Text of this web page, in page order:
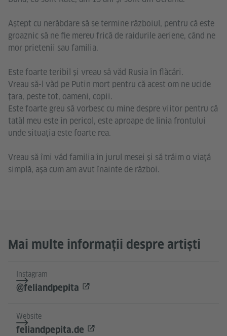
Aștept cu nerăbdare să se termine războiul, pentru că este
groaznic să ne fie mereu frică de raidurile aeriene, când ne
mor prietenii sau familia.
Este foarte teribil și vreau să văd Rusia în flăcări.
Vreau să-l văd pe Putin mort pentru că acest om ne ucide
țara, peste tot, oameni, copii.
Este foarte greu să vorbesc cu mine despre viitor pentru că
tatăl meu este în pericol, este aproape de linia frontului
unde situația este foarte rea.
Vreau să îmi văd familia în jurul mesei și să trăim o viață
simplă, așa cum am avut înainte de război.
Mai multe informații despre artiști
Instagram
@feliandpepita
Website
feliandpepita.de